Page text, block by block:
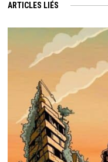
ARTICLES LIÉS